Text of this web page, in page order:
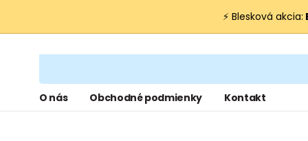
⚡ Blesková akcia:
O nás Obchodné podmienky Kontakt